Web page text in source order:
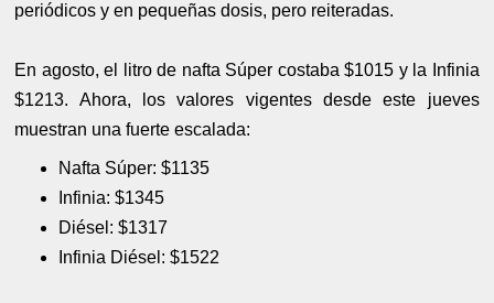
periódicos y en pequeñas dosis, pero reiteradas.
En agosto, el litro de nafta Súper costaba $1015 y la Infinia
$1213. Ahora, los valores vigentes desde este jueves
muestran una fuerte escalada:
Nafta Súper: $1135
Infinia: $1345
Diésel: $1317
Infinia Diésel: $1522